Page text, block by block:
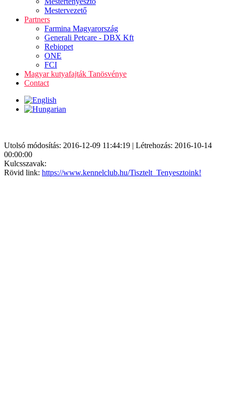
Mestervezető
Partners
Farmina Magyarország
Generali Petcare - DBX Kft
Rebiopet
ONE
FCI
Magyar kutyafajták Tanösvénye
Contact
Utolsó módosítás: 2016-12-09 11:44:19 | Létrehozás: 2016-10-14
00:00:00
Kulcsszavak:
Rövid link: https://www.kennelclub.hu/Tisztelt_Tenyesztoink!